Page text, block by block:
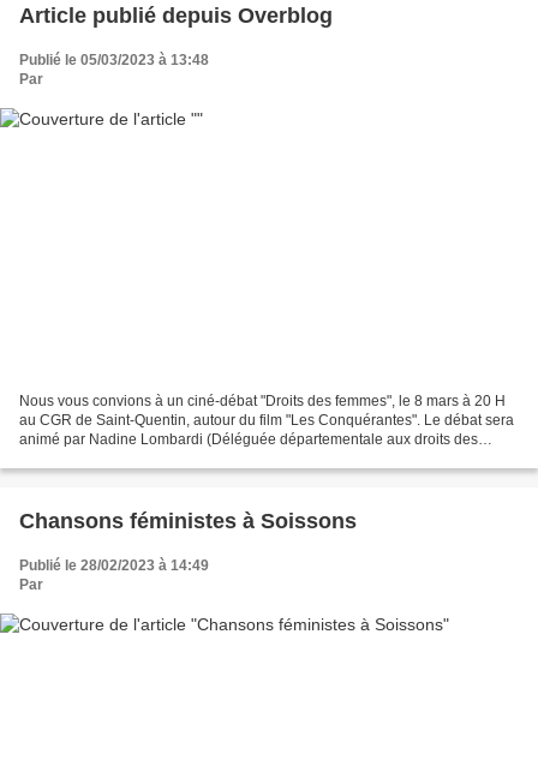
Article publié depuis Overblog
Publié le 05/03/2023 à 13:48
Par
Nous vous convions à un ciné-débat "Droits des femmes", le 8 mars à 20 H
au CGR de Saint-Quentin, autour du film "Les Conquérantes". Le débat sera
animé par Nadine Lombardi (Déléguée départementale aux droits des
Chansons féministes à Soissons
Publié le 28/02/2023 à 14:49
Par